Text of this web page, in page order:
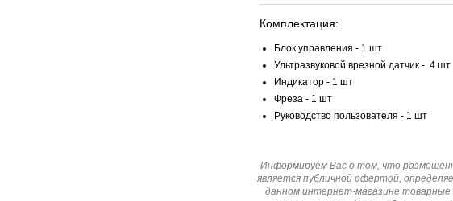
Комплектация:
Блок управления - 1 шт
Ультразвуковой врезной датчик - 4 шт
Индикатор - 1 шт
Фреза - 1 шт
Руководство пользователя - 1 шт
Информируем Вас о том, что
является публичной офертой,
данном интернет-магазине товарные